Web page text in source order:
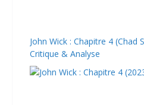
John Wick : Chapitre 4 (Chad
Critique & Analyse